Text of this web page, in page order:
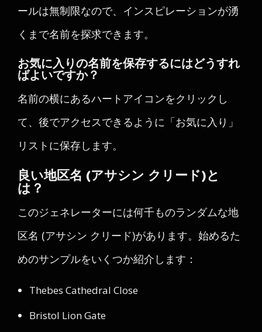
ールは無制限なので、インスピレーションが湧
くまで名前を探求できます。
お気に入りの名前を保存するにはどうすれ
ばよいですか？
名前の横にあるハートアイコンをクリックし
て、後でアクセスできるように「お気に入り」
リストに保存します。
良い地区名 (アサシン クリード)と
は？
このジェネレーターには何千ものランダムな地
区名 (アサシン クリード)があります。始めるた
めのサンプルをいくつか紹介します：
Thebes Cathedral Close
Bristol Lion Gate